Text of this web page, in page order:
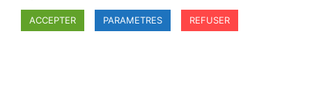
« International Conference Is there a Court for
Gaza ? », On the Jurisdiction of the International
ACCEPTER PARAMETRES REFUSER